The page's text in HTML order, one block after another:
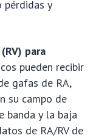
y
para
pueden recibir
gafas de RA,
su campo de
banda y la baja
de RA/RV de